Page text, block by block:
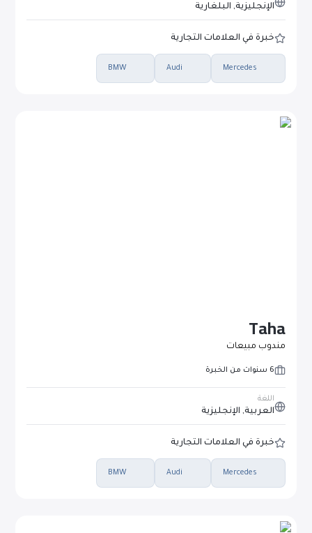
الإنجليزية, البلغارية
خبرة في العلامات التجارية
Mercedes
Audi
BMW
Taha
مندوب مبيعات
6 سنوات من الخبرة
اللغة
العربية, الإنجليزية
خبرة في العلامات التجارية
Mercedes
Audi
BMW